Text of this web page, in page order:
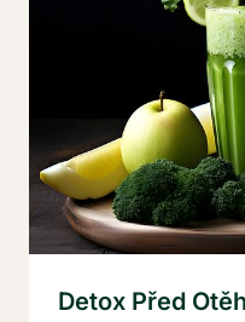
Detox Před